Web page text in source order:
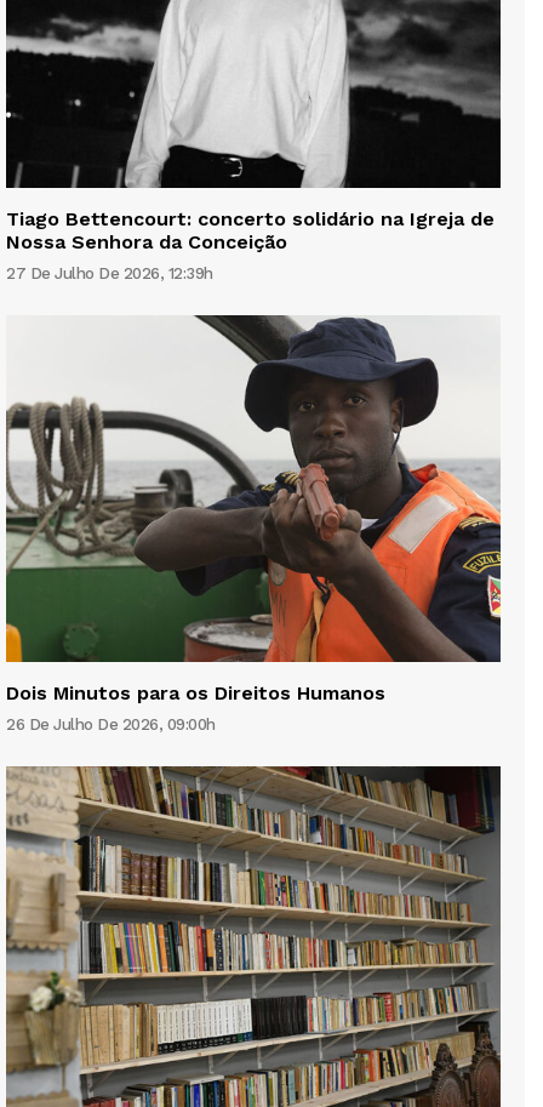
Tiago Bettencourt: concerto solidário na Igreja de
Nossa Senhora da Conceição
27 De Julho De 2026, 12:39h
Dois Minutos para os Direitos Humanos
26 De Julho De 2026, 09:00h